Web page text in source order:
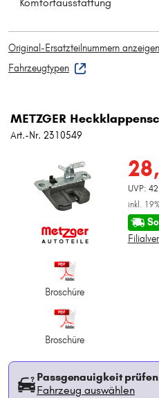
Original-Ersatzteilnummern anzeigen
Fahrzeugtypen
METZGER
Art.-Nr. 2310549
Broschüre
Broschüre
UVP:
inkl.
Passgenauigkeit prüfen
Fahrzeug auswählen